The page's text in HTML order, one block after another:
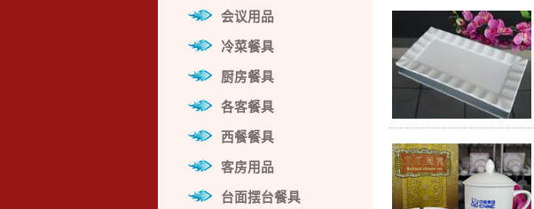
会议用品
冷菜餐具
厨房餐具
各客餐具
西餐餐具
客房用品
台面摆台餐具